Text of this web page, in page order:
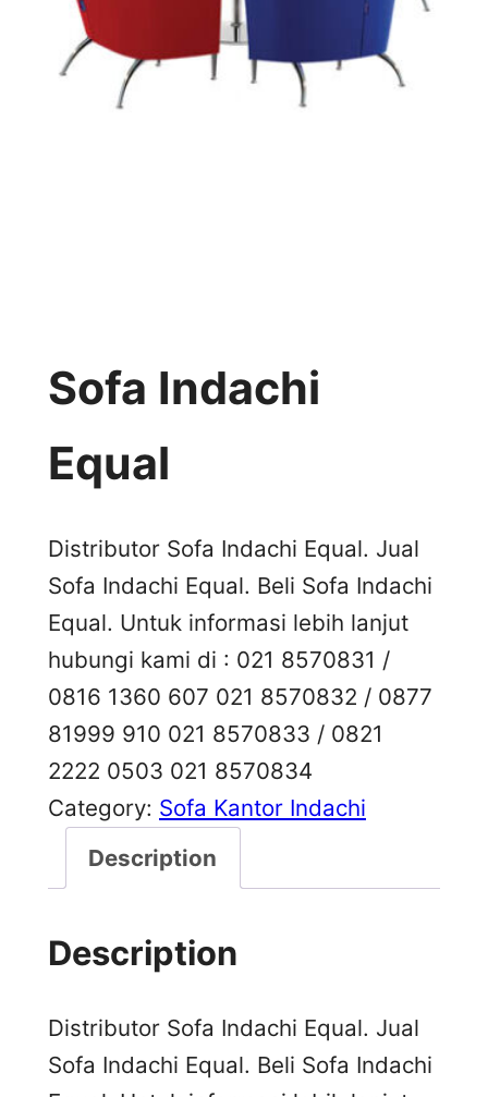
Sofa Indachi
Equal
Distributor Sofa Indachi Equal. Jual
Sofa Indachi Equal. Beli Sofa Indachi
Equal. Untuk informasi lebih lanjut
hubungi kami di : 021 8570831 /
0816 1360 607 021 8570832 / 0877
81999 910 021 8570833 / 0821
2222 0503 021 8570834
Category: Sofa Kantor Indachi
Description
Description
Distributor Sofa Indachi Equal. Jual
Sofa Indachi Equal. Beli Sofa Indachi